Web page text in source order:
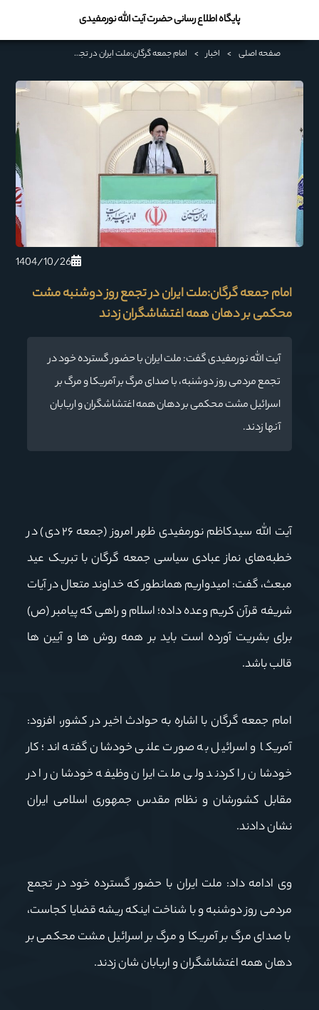
پایگاه اطلاع رسانی حضرت آیت الله نورمفیدی
صفحه اصلی > اخبار > امام جمعه گرگان:ملت ایران در تجمع روز دوشنبه مشت محکمی بر دهان همه اغتشاشگران زدند
1404/10/26
امام جمعه گرگان:ملت ایران در تجمع روز دوشنبه مشت
محکمی بر دهان همه اغتشاشگران زدند
آیت الله نورمفیدی گفت: ملت ایران با حضور گسترده خود در
تجمع مردمی روز دوشنبه، با صدای مرگ بر آمریکا و مرگ بر
اسرائیل مشت محکمی بر دهان همه اغتشاشگران و اربابان
آنها زدند.
آیت الله سیدکاظم نورمفیدی ظهر امروز (جمعه ٢ ۶ دی) در
خطبه‌های نماز عبادی سیاسی جمعه گرگان با تبریک عید
مبعث، گفت: امیدواریم همانطور که خداوند متعال در آیات
شریفه قرآن کریم وعده داده؛ اسلام و راهی که پیامبر (ص)
برای بشریت آورده است باید بر همه روش ها و آیین ها
قالب باشد.
امام جمعه گرگان با اشاره به حوادث اخیر در کشور، افزود:
آمریکا و اسرائیل به صورت علنی خودشان گفته اند؛ کار
خودشان را کردند ولی ملت ایران وظیفه خودشان را در
مقابل کشورشان و نظام مقدس جمهوری اسلامی ایران
نشان دادند.
وی ادامه داد: ملت ایران با حضور گسترده خود در تجمع
مردمی روز دوشنبه و با شناخت اینکه ریشه قضایا کجاست،
با صدای مرگ بر آمریکا و مرگ بر اسرائیل مشت محکمی بر
دهان همه اغتشاشگران و اربابان شان زدند.